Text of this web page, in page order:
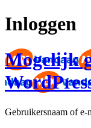
Inloggen
Mogelijk
Gebruikersnaam of e-